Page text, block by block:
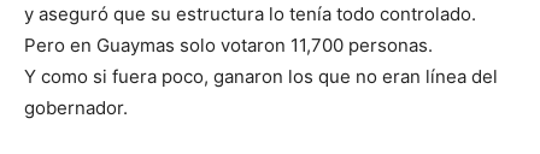
y aseguró que su estructura lo tenía todo controlado.
Pero en Guaymas solo votaron 11,700 personas.
Y como si fuera poco, ganaron los que no eran línea del
gobernador.